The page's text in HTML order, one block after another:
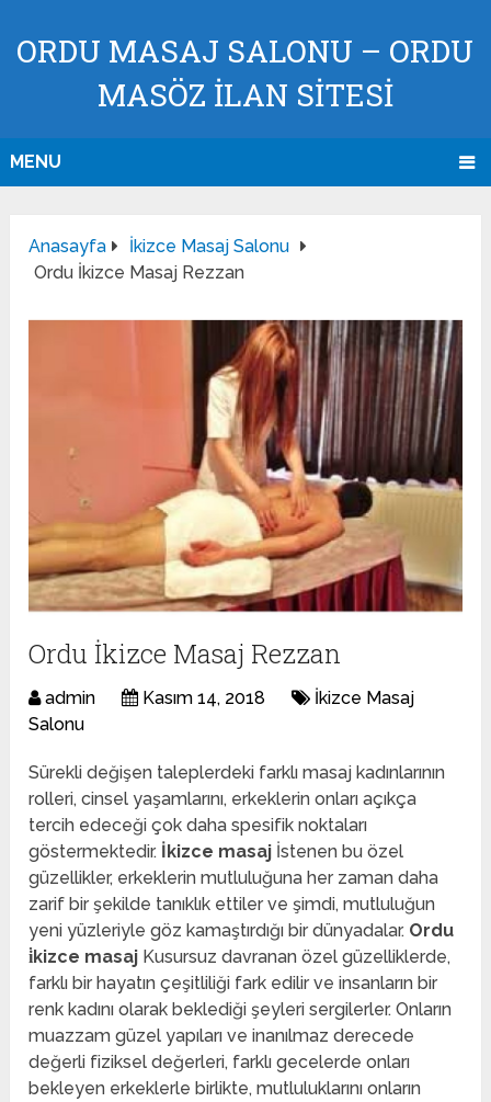
ORDU MASAJ SALONU – ORDU
MASÖZ İLAN SİTESİ
MENU
Anasayfa
İkizce Masaj Salonu
Ordu İkizce Masaj Rezzan
Ordu İkizce Masaj Rezzan
admin Kasım 14, 2018
İkizce Masaj
Salonu
Sürekli değişen taleplerdeki farklı masaj kadınlarının
rolleri, cinsel yaşamlarını, erkeklerin onları açıkça
tercih edeceği çok daha spesifik noktaları
göstermektedir. İkizce masaj İstenen bu özel
güzellikler, erkeklerin mutluluğuna her zaman daha
zarif bir şekilde tanıklık ettiler ve şimdi, mutluluğun
yeni yüzleriyle göz kamaştırdığı bir dünyadalar. Ordu
i̇kizce masaj Kusursuz davranan özel güzelliklerde,
farklı bir hayatın çeşitliliği fark edilir ve insanların bir
renk kadını olarak beklediği şeyleri sergilerler. Onların
muazzam güzel yapıları ve inanılmaz derecede
değerli fiziksel değerleri, farklı gecelerde onları
bekleyen erkeklerle birlikte, mutluluklarını onların